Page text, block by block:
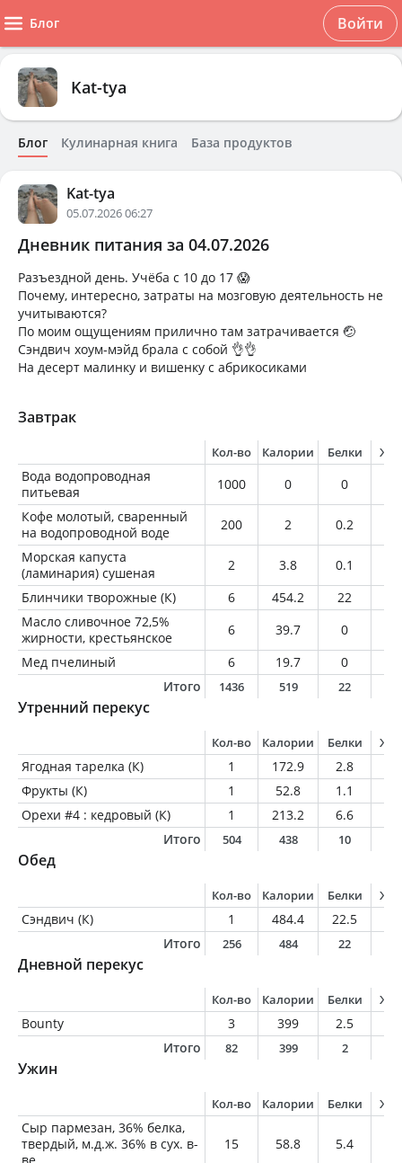
Блог Войти
Kat-tya
Блог Кулинарная книга База продуктов
Kat-tya
05.07.2026 06:27
Дневник питания за 04.07.2026
Разъездной день. Учёба с 10 до 17 😱
Почему, интересно, затраты на мозговую деятельность не
учитываются?
По моим ощущениям прилично там затрачивается 🤕
Сэндвич хоум-мэйд брала с собой 👌👌
На десерт малинку и вишенку с абрикосиками
Завтрак
Кол-во Калории Белки
Вода водопроводная
питьевая
1000 0 0
Кофе молотый, сваренный
на водопроводной воде
200 2 0.2
Морская капуста
(ламинария) сушеная
2 3.8 0.1
Блинчики творожные (К)
6 454.2 22
Масло сливочное 72,5%
жирности, крестьянское
6 39.7 0
Мед пчелиный
6 19.7 0
Итого
1436 519 22
Утренний перекус
Кол-во Калории Белки
Ягодная тарелка (К) 1 172.9 2.8
Фрукты (К)
1 52.8 1.1
Орехи #4 : кедровый (К)
1 213.2 6.6
Итого
504 438 10
Обед
Кол-во Калории Белки
Сэндвич (К) 1 484.4 22.5
Итого
256 484 22
Дневной перекус
Кол-во Калории Белки
Bounty 3 399 2.5
Итого
82 399 2
Ужин
Кол-во Калории Белки
Сыр пармезан, 36% белка,
твердый, м.д.ж. 36% в сух. в-
15 58.8 5.4